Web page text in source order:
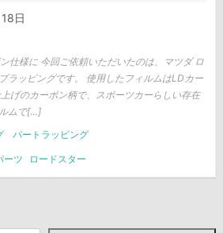
日
仕様に 今回ご依頼いただいたのは、マツダ ロ
ラッピングです。 使用したフィルムはLDカー
げのカーボン柄で、スポーツカーらしい存在
ムで[…]
パートラッピング
ーツ ロードスター